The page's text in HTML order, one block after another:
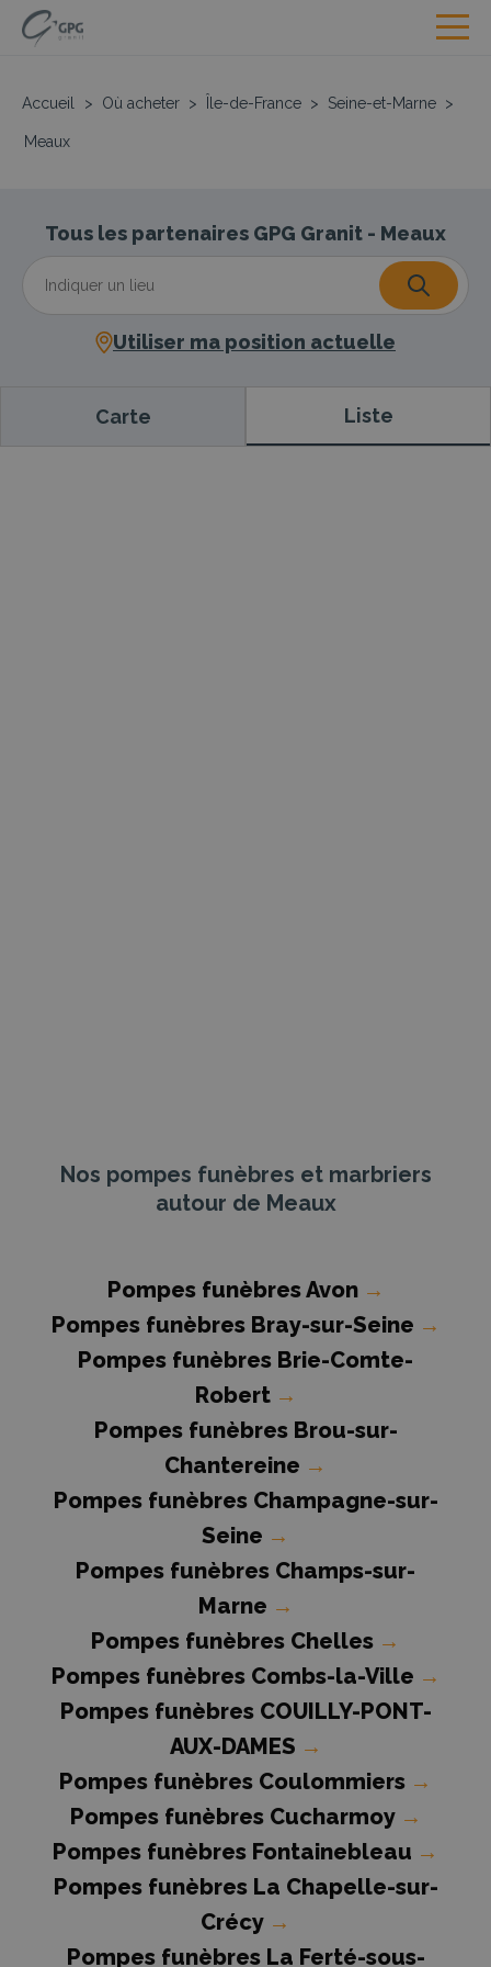
Accueil > Où acheter > Île-de-France > Seine-et-Marne >
Meaux
Tous les partenaires GPG Granit - Meaux
Utiliser ma position actuelle
Carte Liste
Nos pompes funèbres et marbriers
autour de Meaux
Pompes funèbres Avon →
Pompes funèbres Bray-sur-Seine →
Pompes funèbres Brie-Comte-
Robert →
Pompes funèbres Brou-sur-
Chantereine →
Pompes funèbres Champagne-sur-
Seine →
Pompes funèbres Champs-sur-
Marne →
Pompes funèbres Chelles →
Pompes funèbres Combs-la-Ville →
Pompes funèbres COUILLY-PONT-
AUX-DAMES →
Pompes funèbres Coulommiers →
Pompes funèbres Cucharmoy →
Pompes funèbres Fontainebleau →
Pompes funèbres La Chapelle-sur-
Crécy →
Pompes funèbres La Ferté-sous-